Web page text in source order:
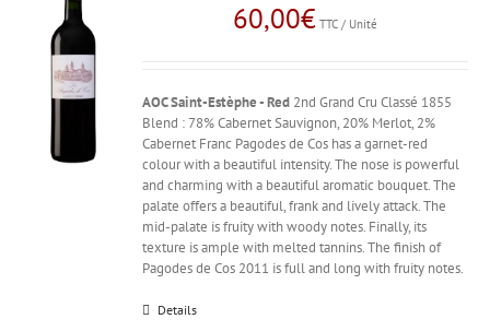
60,00€ TTC / Unité
AOC Saint-Estèphe - Red 2nd Grand Cru Classé 1855
Blend : 78% Cabernet Sauvignon, 20% Merlot, 2%
Cabernet Franc Pagodes de Cos has a garnet-red
colour with a beautiful intensity. The nose is powerful
and charming with a beautiful aromatic bouquet. The
palate offers a beautiful, frank and lively attack. The
mid-palate is fruity with woody notes. Finally, its
texture is ample with melted tannins. The finish of
Pagodes de Cos 2011 is full and long with fruity notes.
Details